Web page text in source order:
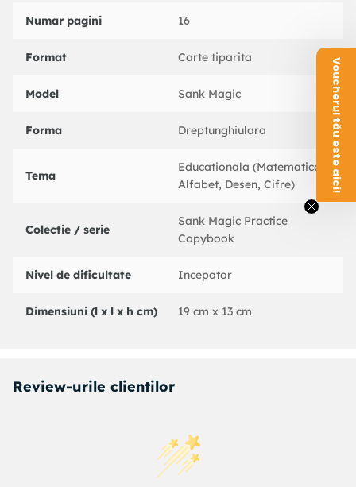
Numar pagini 16
Format Carte tiparita
Model Sank Magic
Forma Dreptunghiulara
Tema
Educationala (Matematica,
Alfabet, Desen, Cifre)
Colectie / serie
Sank Magic Practice
Copybook
Nivel de dificultate Incepator
Dimensiuni (l x l x h cm) 19 cm x 13 cm
Review-urile clientilor
Voucherul tău este aici!